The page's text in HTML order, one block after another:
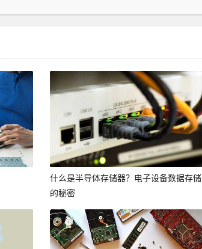
什么是半导体存储器？电子设备数据存储
的秘密